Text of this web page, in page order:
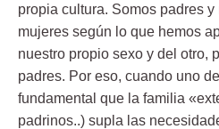
propia cultura. Somos padres y
mujeres según lo que hemos
nuestro propio sexo y del otro,
padres. Por eso, cuando uno
fundamental que la familia
padrinos..) supla las